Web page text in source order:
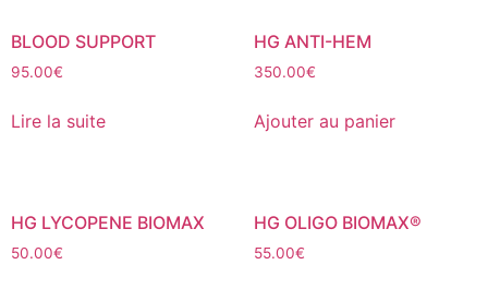
BLOOD SUPPORT
95.00€
Lire la suite
HG ANTI-HEM
350.00€
Ajouter au panier
HG LYCOPENE BIOMAX
50.00€
HG OLIGO BIOMAX®
55.00€